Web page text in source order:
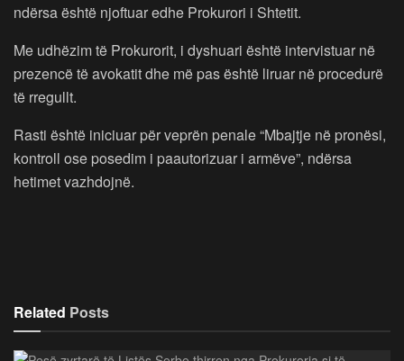
ndërsa është njoftuar edhe Prokurori i Shtetit.
Me udhëzim të Prokurorit, i dyshuari është intervistuar në
prezencë të avokatit dhe më pas është liruar në procedurë
të rregullt.
Rasti është iniciuar për veprën penale “Mbajtje në pronësi,
kontroll ose posedim i paautorizuar i armëve”, ndërsa
hetimet vazhdojnë.
Related Posts